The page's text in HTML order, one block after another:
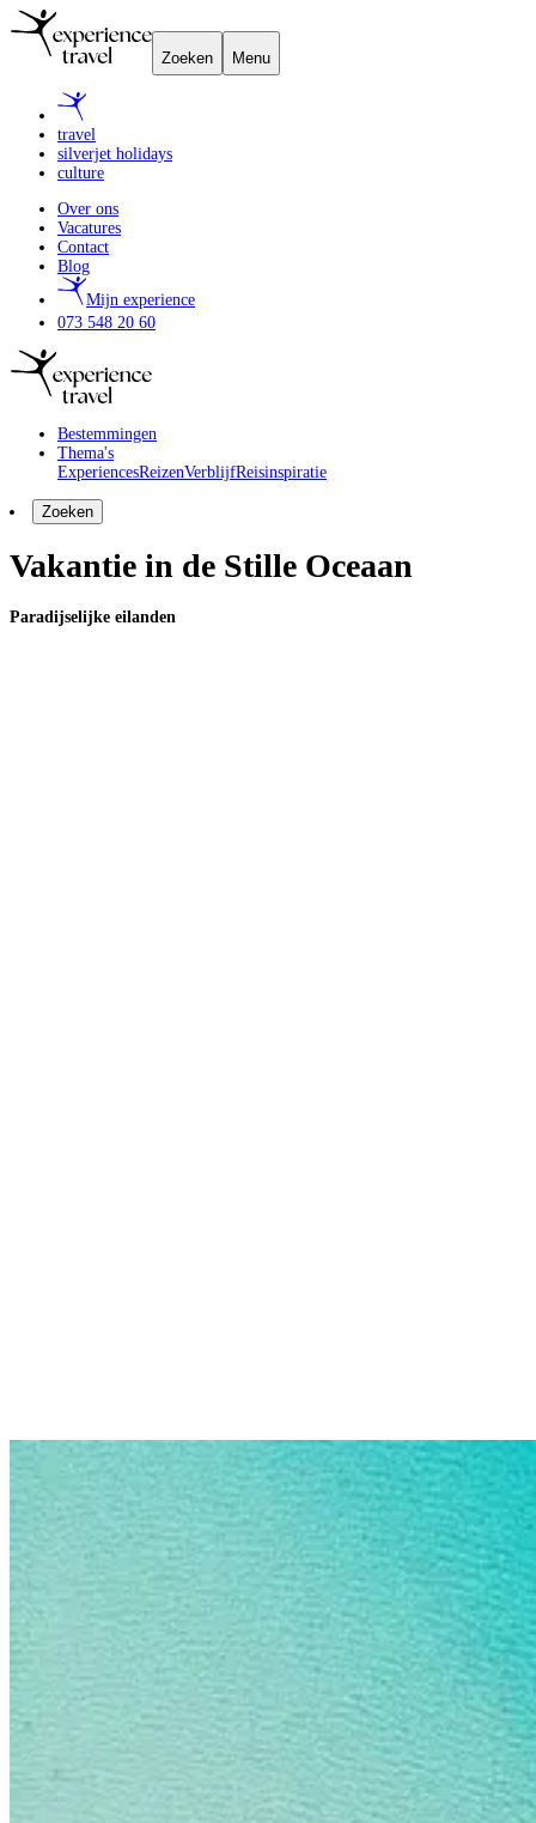
Zoeken Menu
travel
silverjet holidays
culture
Over ons
Vacatures
Contact
Blog
Mijn experience
073 548 20 60
Bestemmingen
Thema's
ExperiencesReizenVerblijfReisinspiratie
Zoeken
Vakantie in de Stille Oceaan
Paradijselijke eilanden